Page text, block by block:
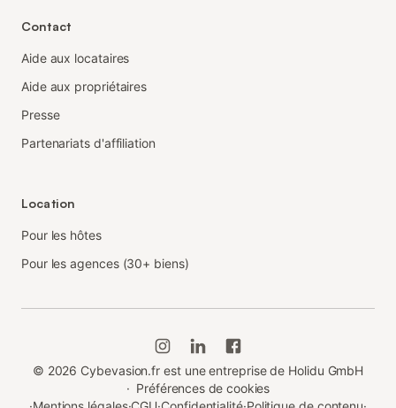
Contact
Aide aux locataires
Aide aux propriétaires
Presse
Partenariats d'affiliation
Location
Pour les hôtes
Pour les agences (30+ biens)
© 2026 Cybevasion.fr est une entreprise de Holidu GmbH
· Préférences de cookies